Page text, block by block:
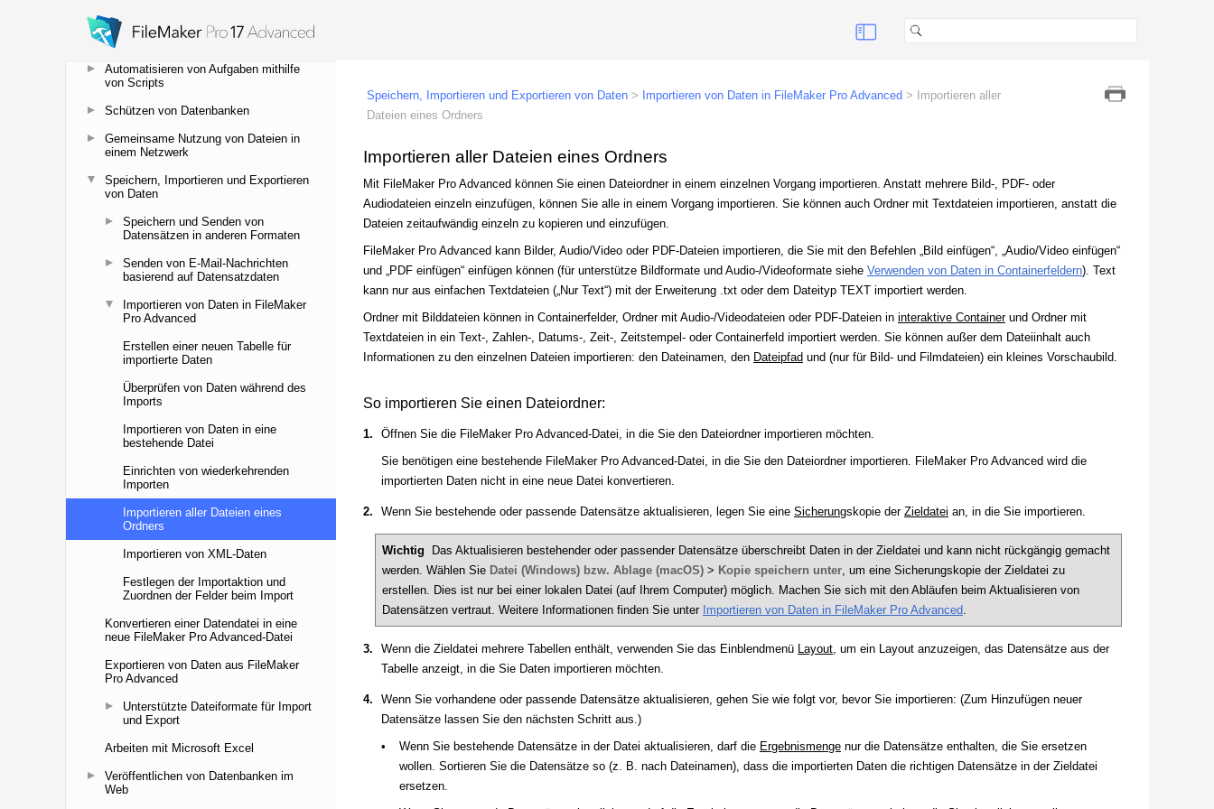
Erstellen von Diagrammen aus Daten
Automatisieren von Aufgaben mithilfe
von Scripts
Schützen von Datenbanken
Gemeinsame Nutzung von Dateien in
einem Netzwerk
Speichern, Importieren und Exportieren
von Daten
Speichern und Senden von
Datensätzen in anderen Formaten
Senden von E-Mail-Nachrichten
basierend auf Datensatzdaten
Importieren von Daten in FileMaker
Pro Advanced
Erstellen einer neuen Tabelle für
importierte Daten
Überprüfen von Daten während des
Imports
Importieren von Daten in eine
bestehende Datei
Einrichten von wiederkehrenden
Importen
Importieren aller Dateien eines
Ordners
Importieren von XML-Daten
Festlegen der Importaktion und
Zuordnen der Felder beim Import
Konvertieren einer Datendatei in eine
neue FileMaker Pro Advanced-Datei
Exportieren von Daten aus FileMaker
Pro Advanced
Unterstützte Dateiformate für Import
und Export
Arbeiten mit Microsoft Excel
Veröffentlichen von Datenbanken im
Web